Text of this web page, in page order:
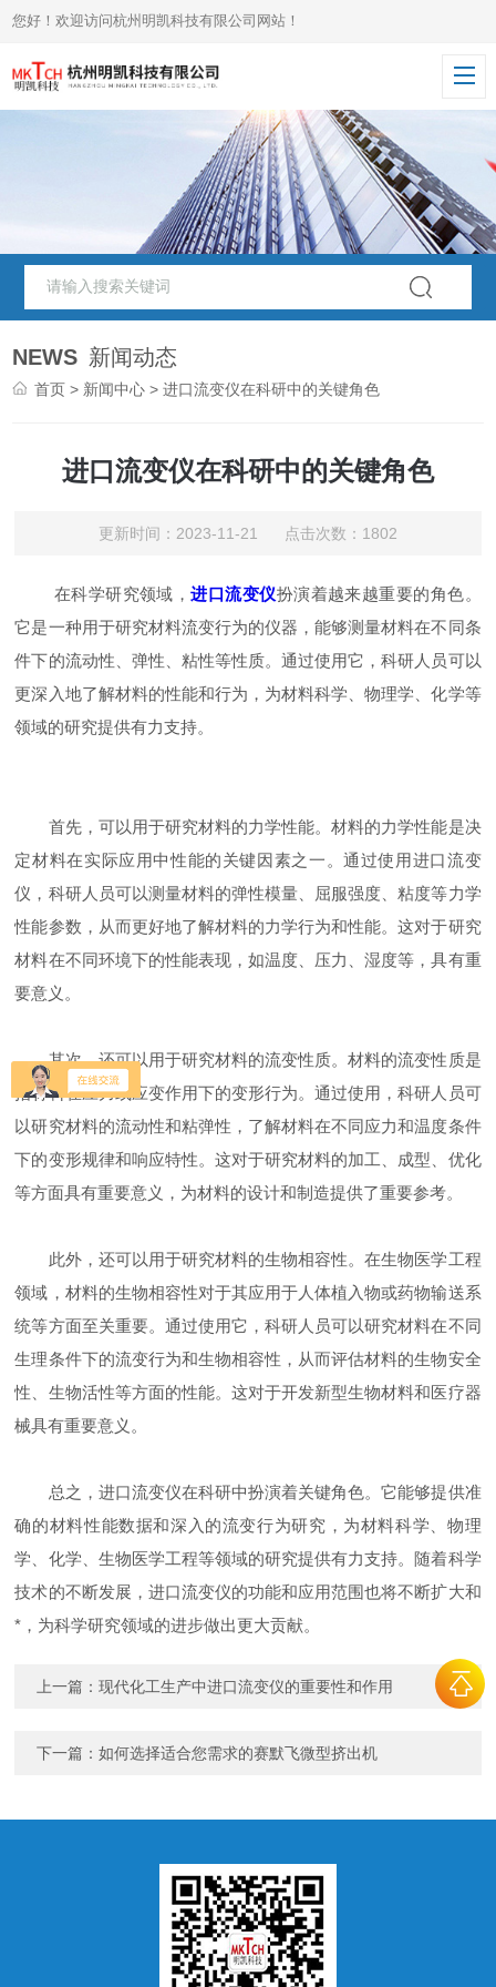
您好！欢迎访问杭州明凯科技有限公司网站！
NEWS 新闻动态
首页 > 新闻中心 > 进口流变仪在科研中的关键角色
进口流变仪在科研中的关键角色
更新时间：2023-11-21 点击次数：1802
在科学研究领域，进口流变仪扮演着越来越重要的角色。
它是一种用于研究材料流变行为的仪器，能够测量材料在不同条
件下的流动性、弹性、粘性等性质。通过使用它，科研人员可以
更深入地了解材料的性能和行为，为材料科学、物理学、化学等
领域的研究提供有力支持。
首先，可以用于研究材料的力学性能。材料的力学性能是决
定材料在实际应用中性能的关键因素之一。通过使用进口流变
仪，科研人员可以测量材料的弹性模量、屈服强度、粘度等力学
性能参数，从而更好地了解材料的力学行为和性能。这对于研究
材料在不同环境下的性能表现，如温度、压力、湿度等，具有重
要意义。
其次，还可以用于研究材料的流变性质。材料的流变性质是
指材料在应力或应变作用下的变形行为。通过使用，科研人员可
以研究材料的流动性和粘弹性，了解材料在不同应力和温度条件
下的变形规律和响应特性。这对于研究材料的加工、成型、优化
等方面具有重要意义，为材料的设计和制造提供了重要参考。
此外，还可以用于研究材料的生物相容性。在生物医学工程
领域，材料的生物相容性对于其应用于人体植入物或药物输送系
统等方面至关重要。通过使用它，科研人员可以研究材料在不同
生理条件下的流变行为和生物相容性，从而评估材料的生物安全
性、生物活性等方面的性能。这对于开发新型生物材料和医疗器
械具有重要意义。
总之，进口流变仪在科研中扮演着关键角色。它能够提供准
确的材料性能数据和深入的流变行为研究，为材料科学、物理
学、化学、生物医学工程等领域的研究提供有力支持。随着科学
技术的不断发展，进口流变仪的功能和应用范围也将不断扩大和
*，为科学研究领域的进步做出更大贡献。
上一篇：现代化工生产中进口流变仪的重要性和作用
下一篇：如何选择适合您需求的赛默飞微型挤出机